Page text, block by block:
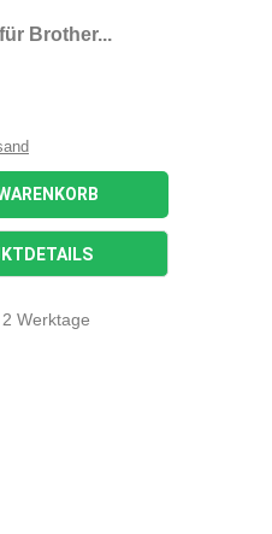
Brother...
Werktage